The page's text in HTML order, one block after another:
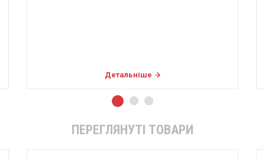
Детальніше
ПЕРЕГЛЯНУТІ ТОВАРИ